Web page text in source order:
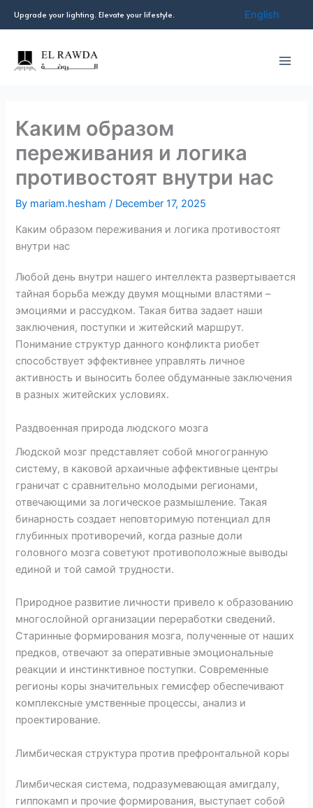
Upgrade your lighting. Elevate your lifestyle. English
Каким образом
переживания и логика
противостоят внутри нас
By mariam.hesham/ December 17, 2025
Каким образом переживания и логика противостоят
внутри нас
Любой день внутри нашего интеллекта развертывается
тайная борьба между двумя мощными властями –
эмоциями и рассудком. Такая битва задает наши
заключения, поступки и житейский маршрут.
Понимание структур данного конфликта риобет
способствует эффективнее управлять личное
активность и выносить более обдуманные заключения
в разных житейских условиях.
Раздвоенная природа людского мозга
Людской мозг представляет собой многогранную
систему, в каковой архаичные аффективные центры
граничат с сравнительно молодыми регионами,
отвечающими за логическое размышление. Такая
бинарность создает неповторимую потенциал для
глубинных противоречий, когда разные доли
головного мозга советуют противоположные выводы
единой и той самой трудности.
Природное развитие личности привело к образованию
многослойной организации переработки сведений.
Старинные формирования мозга, полученные от наших
предков, отвечают за оперативные эмоциональные
реакции и инстинктивное поступки. Современные
регионы коры значительных гемисфер обеспечивают
комплексные умственные процессы, анализ и
проектирование.
Лимбическая структура против префронтальной коры
Лимбическая система, подразумевающая амигдалу,
гиппокамп и прочие формирования, выступает собой